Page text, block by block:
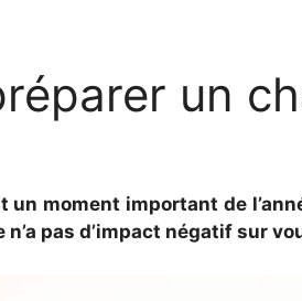
un
un moment important de
pas d’impact négatif sur